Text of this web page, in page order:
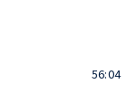
56:04